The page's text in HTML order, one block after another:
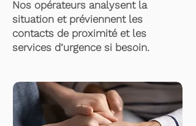
Nos opérateurs analysent la
situation et préviennent les
contacts de proximité et les
services d’urgence si besoin.